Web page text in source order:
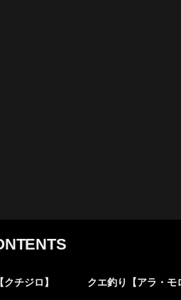
チジロ】 クエ釣り【アラ・モ